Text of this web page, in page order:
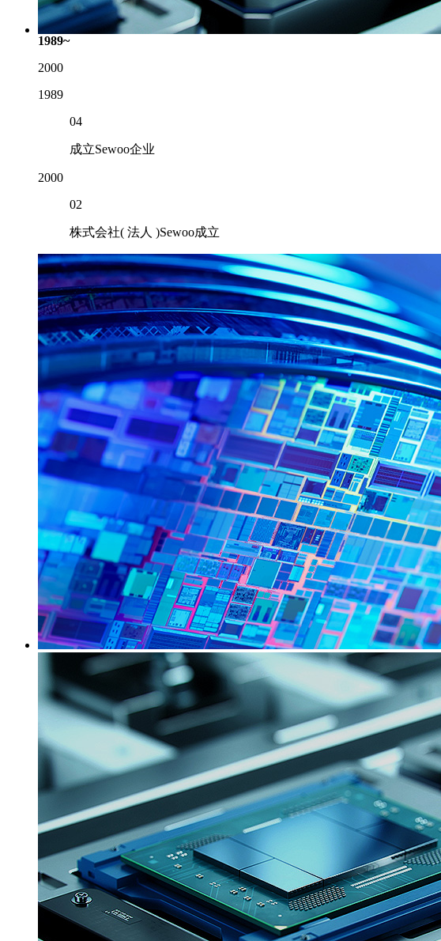
1989~
2000
1989
04
成立Sewoo企业
2000
02
株式会社( 法人 )Sewoo成立